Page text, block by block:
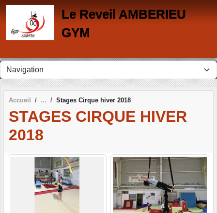
Le Reveil AMBERIEU
GYM
Accueil Stages Cirque hiver 2018
STAGES CIRQUE HIVER
2018
Panneau de gestion des cookies